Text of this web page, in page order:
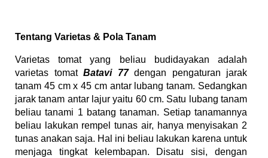
Tentang Varietas & Pola Tanam
Varietas tomat yang beliau budidayakan adalah
varietas tomat Batavi 77dengan pengaturan jarak
tanam 45 cm x 45 cm antar lubang tanam. Sedangkan
jarak tanam antar lajur yaitu 60 cm. Satu lubang tanam
beliau tanami 1 batang tanaman. Setiap tanamannya
beliau lakukan rempel tunas air, hanya menyisakan 2
tunas anakan saja. Hal ini beliau lakukan karena untuk
menjaga tingkat kelembapan. Disatu sisi, dengan